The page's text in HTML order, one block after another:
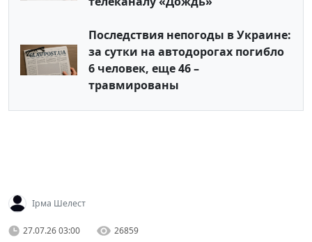
Последствия непогоды в Украине:
за сутки на автодорогах погибло
6 человек, еще 46 –
травмированы
Ірма Шелест
27.07.26 03:00 26859